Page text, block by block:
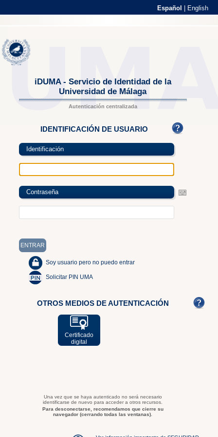
Español English
iDUMA - Servicio de Identidad de la
Universidad de Málaga
Autenticación centralizada
IDENTIFICACIÓN DE USUARIO
Identificación
Contraseña
Soy usuario pero no puedo entrar
Solicitar PIN UMA
OTROS MEDIOS DE AUTENTICACIÓN
Certificado
digital
Una vez que se haya autenticado no será necesario
identificarse de nuevo para acceder a otros recursos.
Para desconectarse, recomendamos que cierre su
navegador (cerrando todas las ventanas).